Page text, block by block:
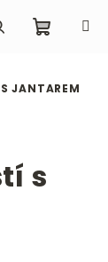
JANTAREM
s